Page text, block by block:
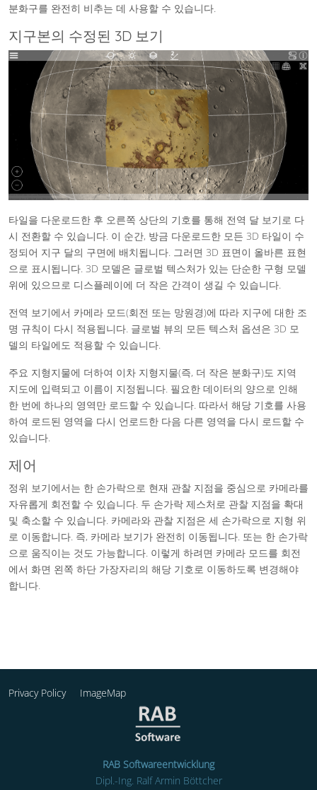
분화구를 완전히 비추는 데 사용할 수 있습니다.
지구본의 수정된 3D 보기
타일을 다운로드한 후 오른쪽 상단의 기호를 통해 전역 달 보기로 다
시 전환할 수 있습니다. 이 순간, 방금 다운로드한 모든 3D 타일이 수
정되어 지구 달의 구면에 배치됩니다. 그러면 3D 표면이 올바른 표현
으로 표시됩니다. 3D 모델은 글로벌 텍스처가 있는 단순한 구형 모델
위에 있으므로 디스플레이에 더 작은 간격이 생길 수 있습니다.
전역 보기에서 카메라 모드(회전 또는 망원경)에 따라 지구에 대한 조
명 규칙이 다시 적용됩니다. 글로벌 뷰의 모든 텍스처 옵션은 3D 모
델의 타일에도 적용할 수 있습니다.
주요 지형지물에 더하여 이차 지형지물(즉, 더 작은 분화구)도 지역
지도에 입력되고 이름이 지정됩니다. 필요한 데이터의 양으로 인해
한 번에 하나의 영역만 로드할 수 있습니다. 따라서 해당 기호를 사용
하여 로드된 영역을 다시 언로드한 다음 다른 영역을 다시 로드할 수
있습니다.
제어
정위 보기에서는 한 손가락으로 현재 관찰 지점을 중심으로 카메라를
자유롭게 회전할 수 있습니다. 두 손가락 제스처로 관찰 지점을 확대
및 축소할 수 있습니다. 카메라와 관찰 지점은 세 손가락으로 지형 위
로 이동합니다. 즉, 카메라 보기가 완전히 이동됩니다. 또는 한 손가락
으로 움직이는 것도 가능합니다. 이렇게 하려면 카메라 모드를 회전
에서 화면 왼쪽 하단 가장자리의 해당 기호로 이동하도록 변경해야
합니다.
Privacy Policy ImageMap
RAB Softwareentwicklung
Dipl.-Ing. Ralf Armin Böttcher